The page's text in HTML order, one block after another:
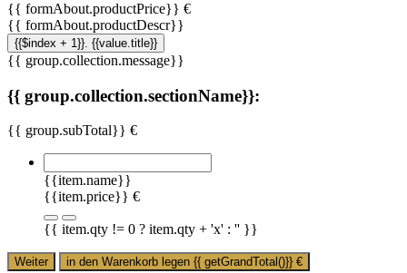
{{ formAbout.productPrice}} €
{{ formAbout.productDescr}}
{{$index + 1}}. {{value.title}}
{{ group.collection.message}}
{{ group.collection.sectionName}}:
{{ group.subTotal}} €
{{item.name}}
{{item.price}} €
{{ item.qty != 0 ? item.qty + 'x' : '' }}
Weiter in den Warenkorb legen {{ getGrandTotal()}} €